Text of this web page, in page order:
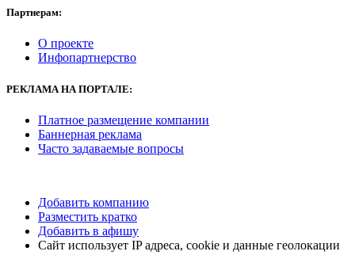
Партнерам:
О проекте
Инфопартнерство
РЕКЛАМА НА ПОРТАЛЕ:
Платное размещение компании
Баннерная реклама
Часто задаваемые вопросы
Добавить компанию
Разместить кратко
Добавить в афишу
Сайт использует IP адреса, cookie и данные геолокации